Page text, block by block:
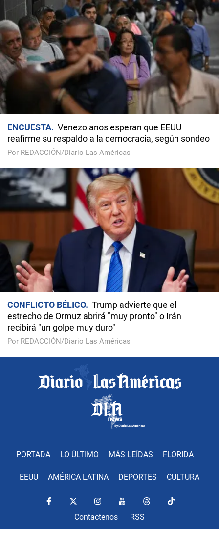
ENCUESTA
Venezolanos esperan que EEUU
reafirme su respaldo a la democracia, según sondeo
Por REDACCIÓN/Diario Las Américas
CONFLICTO BÉLICO
Trump advierte que el
estrecho de Ormuz abrirá "muy pronto" o Irán
recibirá "un golpe muy duro"
Por REDACCIÓN/Diario Las Américas
PORTADA LO ÚLTIMO MÁS LEÍDAS FLORIDA
EEUU AMÉRICA LATINA DEPORTES CULTURA
Contactenos RSS